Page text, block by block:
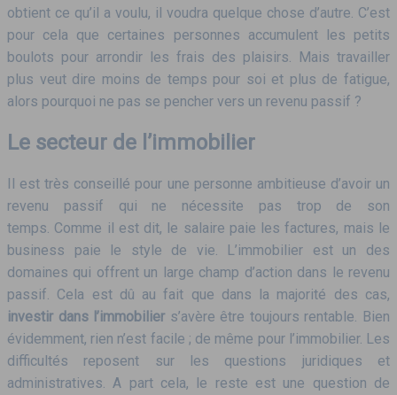
obtient ce qu’il a voulu, il voudra quelque chose d’autre. C’est
pour cela que certaines personnes accumulent les petits
boulots pour arrondir les frais des plaisirs. Mais travailler
plus veut dire moins de temps pour soi et plus de fatigue,
alors pourquoi ne pas se pencher vers un revenu passif ?
Le secteur de l’immobilier
Il est très conseillé pour une personne ambitieuse d’avoir un
revenu passif qui ne nécessite pas trop de son
temps. Comme il est dit, le salaire paie les factures, mais le
business paie le style de vie. L’immobilier est un des
domaines qui offrent un large champ d’action dans le revenu
passif. Cela est dû au fait que dans la majorité des cas,
investir dans l’immobiliers’avère être toujours rentable. Bien
évidemment, rien n’est facile ; de même pour l’immobilier. Les
difficultés reposent sur les questions juridiques et
administratives. A part cela, le reste est une question de